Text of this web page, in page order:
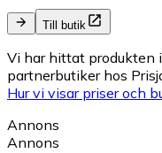
Till butik
Vi har hittat produkten
partnerbutiker hos
Hur vi visar priser och
Annons
Annons